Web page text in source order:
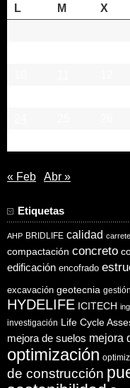
L
M X
« Feb Abr »
Etiquetas
AHP BRIDLIFE calidad
compactación concreto
edificación encofrado
excavación geotecnia gestión
HYDELIFE ICITECH
investigación Life Cycle
mejora de suelos mejora
optimización
de construcción